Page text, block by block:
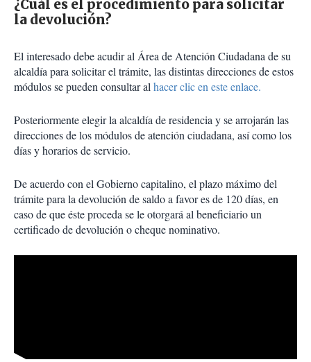
¿Cuál es el procedimiento para solicitar
la devolución?
El interesado debe acudir al Área de Atención Ciudadana de su
alcaldía para solicitar el trámite, las distintas direcciones de estos
módulos se pueden consultar alhacer clic en este enlace.
Posteriormente elegir la alcaldía de residencia y se arrojarán las
direcciones de los módulos de atención ciudadana, así como los
días y horarios de servicio.
De acuerdo con el Gobierno capitalino, el plazo máximo del
trámite para la devolución de saldo a favor es de 120 días, en
caso de que éste proceda se le otorgará al beneficiario un
certificado de devolución o cheque nominativo.